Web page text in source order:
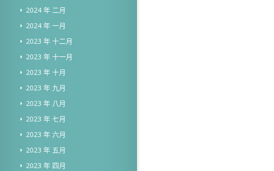
2024 年 二月
2024 年 一月
2023 年 十二月
2023 年 十一月
2023 年 十月
2023 年 九月
2023 年 八月
2023 年 七月
2023 年 六月
2023 年 五月
2023 年 四月